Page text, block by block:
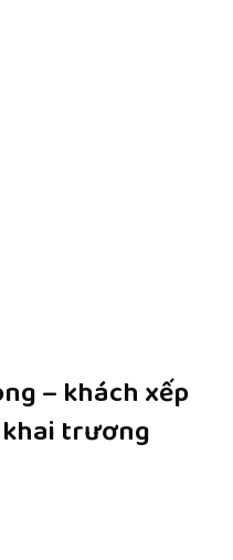
– khách xếp
trương